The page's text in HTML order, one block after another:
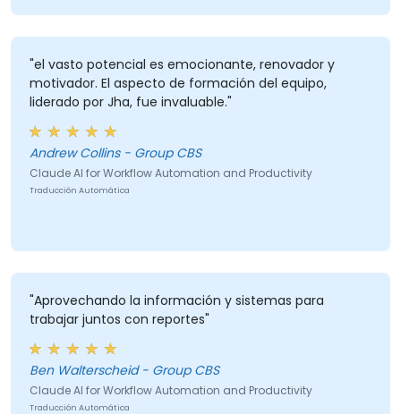
"el vasto potencial es emocionante, renovador y
motivador. El aspecto de formación del equipo,
liderado por Jha, fue invaluable."
Andrew Collins - Group CBS
Claude AI for Workflow Automation and Productivity
Traducción Automática
"Aprovechando la información y sistemas para
trabajar juntos con reportes"
Ben Walterscheid - Group CBS
Claude AI for Workflow Automation and Productivity
Traducción Automática